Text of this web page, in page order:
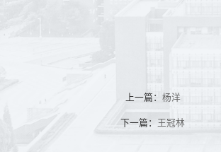
上一篇： 杨洋
下一篇： 王冠林